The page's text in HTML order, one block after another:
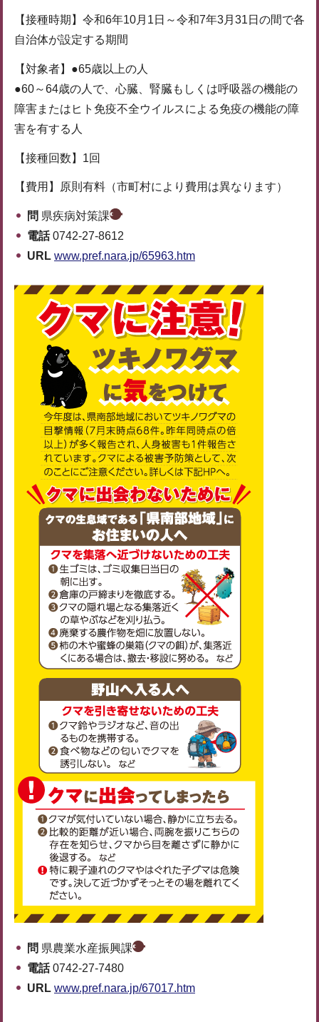
【接種時期】令和6年10月1日～令和7年3月31日の間で各
自治体が設定する期間
【対象者】●65歳以上の人
●60～64歳の人で、心臓、腎臓もしくは呼吸器の機能の
障害またはヒト免疫不全ウイルスによる免疫の機能の障
害を有する人
【接種回数】1回
【費用】原則有料（市町村により費用は異なります）
問 県疾病対策課
電話0742-27-8612
URL www.pref.nara.jp/65963.htm
問 県農業水産振興課
電話0742-27-7480
URL www.pref.nara.jp/67017.htm